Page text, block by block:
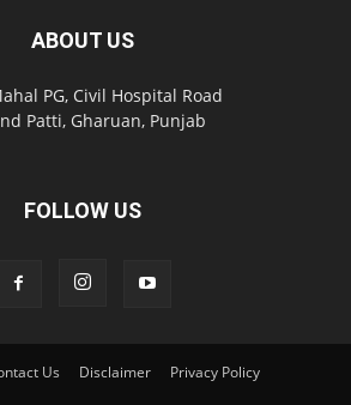
ABOUT US
PG, Civil Hospital Road
Patti, Gharuan, Punjab
FOLLOW US
Us Disclaimer Privacy Policy